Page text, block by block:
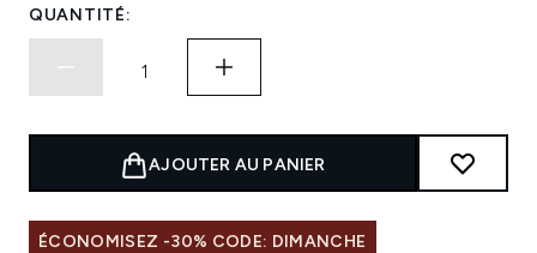
QUANTITÉ:
AJOUTER AU PANIER
ÉCONOMISEZ -30% CODE: DIMANCHE